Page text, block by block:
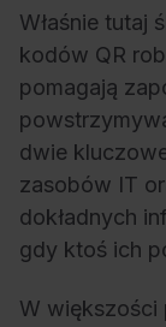
Właśnie tutaj
kodów QR
pomagają
dwie
zasobów IT
dokładnych
gdy ktoś ich
W większości